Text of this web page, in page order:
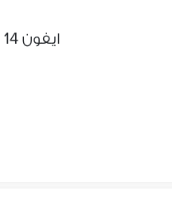
ايفون 14 برو ماكس للبيع معفي ضريبه